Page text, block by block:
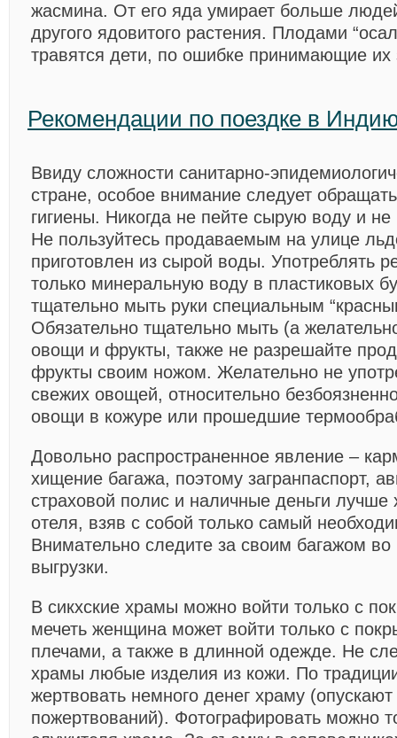
жасмина. От его яда умирает больше
другого ядовитого растения. Плодами
травятся дети, по ошибке принимающие
Рекомендации по поездке в
Ввиду сложности санитарно-
стране, особое внимание следует
гигиены. Никогда не пейте сырую воду и
Не пользуйтесь продаваемым на улице
приготовлен из сырой воды. Употреблять
только минеральную воду в пластиковых
тщательно мыть руки специальным
Обязательно тщательно мыть (а
овощи и фрукты, также не разрешайте
фрукты своим ножом. Желательно не
свежих овощей, относительно
овощи в кожуре или прошедшие
Довольно распространенное явление –
хищение багажа, поэтому загранпаспорт,
страховой полис и наличные деньги лучше
отеля, взяв с собой только самый
Внимательно следите за своим багажом во
выгрузки.
В сикхские храмы можно войти только с
мечеть женщина может войти только с
плечами, а также в длинной одежде. Не
храмы любые изделия из кожи. По
жертвовать немного денег храму
пожертвований). Фотографировать можно